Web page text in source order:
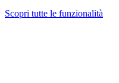
Scopri tutte le funzionalità